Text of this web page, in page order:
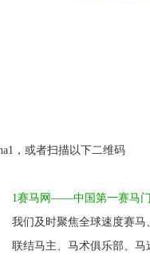
，或者扫描以下二维码
1赛马网——中国第一赛马
我们及时聚焦全球速度赛
联结马主、马术俱乐部、